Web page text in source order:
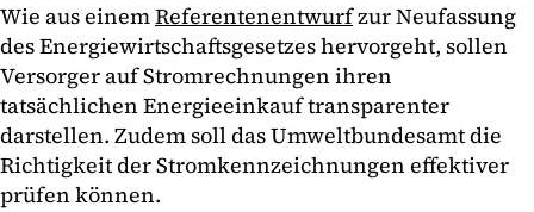
Wie aus einemReferentenentwurfzur Neufassung
des Energiewirtschaftsgesetzes hervorgeht, sollen
Versorger auf Stromrechnungen ihren
tatsächlichen Energieeinkauf transparenter
darstellen. Zudem soll das Umweltbundesamt die
Richtigkeit der Stromkennzeichnungen effektiver
prüfen können.